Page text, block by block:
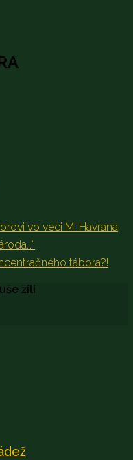
vo veci M. Havrana
tábora?!
žili